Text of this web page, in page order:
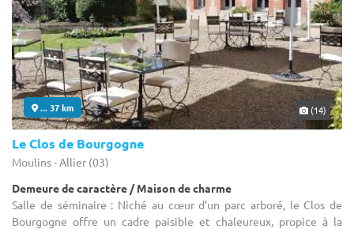
... 37 km (14)
Le Clos de Bourgogne
Moulins - Allier (03)
Demeure de caractère / Maison de charme
Salle de séminaire : Niché au cœur d’un parc arboré, le Clos de
Bourgogne offre un cadre paisible et chaleureux, propice à la